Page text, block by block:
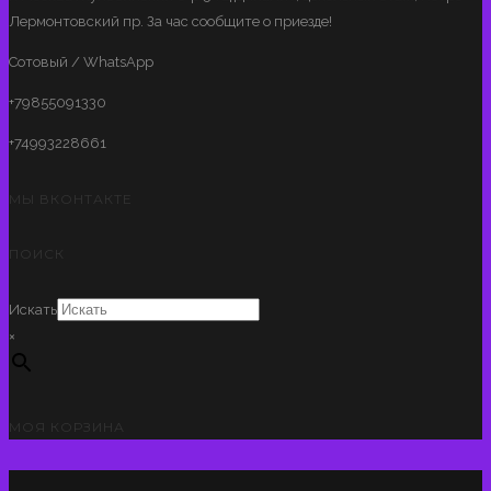
Лермонтовский пр. За час сообщите о приезде!
Сотовый / WhatsApp
+79855091330
+74993228661
МЫ ВКОНТАКТЕ
ПОИСК
Искать
×
МОЯ КОРЗИНА